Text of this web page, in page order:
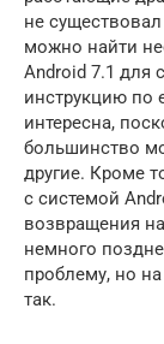
не
можно найти
Android 7.1 для
инструкцию по
интересна,
большинство
другие. Кроме
с системой
возвращения
немного
проблему, но
так.